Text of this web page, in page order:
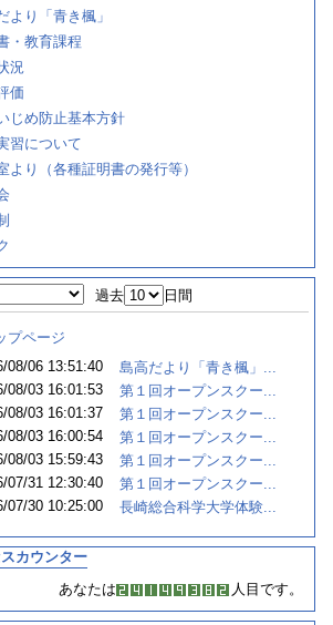
より「青き楓」
・教育課程
況
価
じめ防止基本方針
習について
より（各種証明書の発行等）
過去 日間
プページ
08/06 13:51:40
島高だより「青き楓」...
08/03 16:01:53
第１回オープンスクー...
08/03 16:01:37
第１回オープンスクー...
08/03 16:00:54
第１回オープンスクー...
08/03 15:59:43
第１回オープンスクー...
07/31 12:30:40
第１回オープンスクー...
07/30 10:25:00
長崎総合科学大学体験...
カウンター
あなたは
人目です。